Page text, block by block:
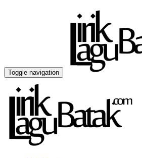
Toggle navigation